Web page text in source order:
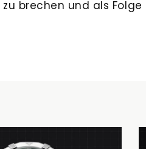
brechen und als